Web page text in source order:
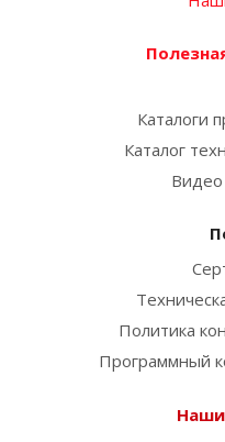
Каталоги
Каталог
Видео
Политика
Программный